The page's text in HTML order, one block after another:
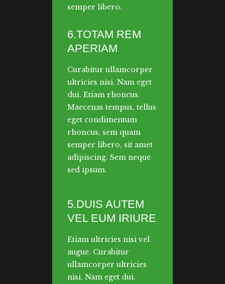
semper libero.
6.TOTAM REM
APERIAM
Curabitur ullamcorper
ultricies nisi. Nam eget
dui. Etiam rhoncus.
Maecenas tempus, tellus
eget condimentum
rhoncus, sem quam
semper libero, sit amet
adipiscing. Sem neque
sed ipsum.
5.DUIS AUTEM
VEL EUM IRIURE
Etiam ultricies nisi vel
augue. Curabitur
ullamcorper ultricies
nisi. Nam eget dui.